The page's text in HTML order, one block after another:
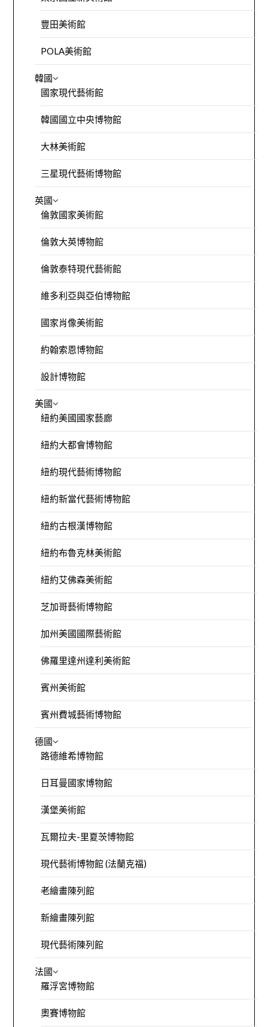
豐田美術館
POLA美術館
韓國
國家現代藝術館
韓國國立中央博物館
大林美術館
三星現代藝術博物館
英國
倫敦國家美術館
倫敦大英博物館
倫敦泰特現代藝術館
維多利亞與亞伯博物館
國家肖像美術館
約翰索恩博物館
設計博物館
美國
紐約美國國家藝廊
紐約大都會博物館
紐約現代藝術博物館
紐約新當代藝術博物館
紐約古根漢博物館
紐約布魯克林美術館
紐約艾佛森美術館
芝加哥藝術博物館
加州美國國際藝術館
佛羅里達州達利美術館
賓州美術館
賓州費城藝術博物館
德國
路德維希博物館
日耳曼國家博物館
漢堡美術館
瓦爾拉夫-里夏茨博物館
現代藝術博物館 (法蘭克福)
老繪畫陳列館
新繪畫陳列館
現代藝術陳列館
法國
羅浮宮博物館
奧賽博物館